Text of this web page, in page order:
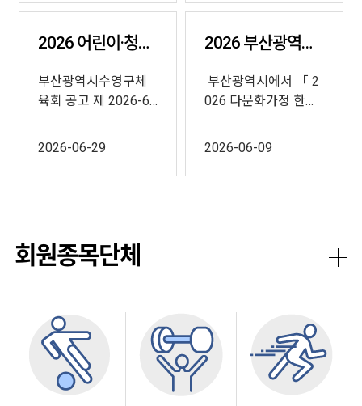
2026 어린이·청소년 여름캠프 참가자 모집 안내
부산광역시수영구체
육회 공고 제 2026-6
호자가 자녀 2...
2026-06-29
2026 부산광역시 다문화가정 한마음 페스티벌 참가자 …
부산광역시에서 「 2
026 다문화가정 한마
를 모집하오니 아...
2026-06-09
회원종목단체